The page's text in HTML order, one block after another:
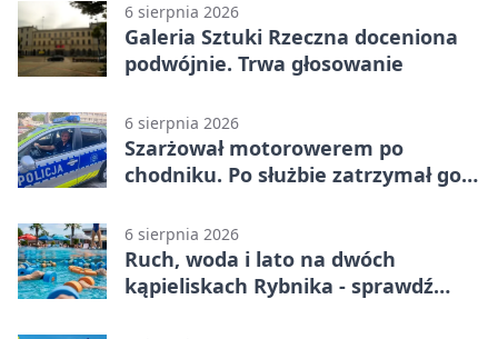
6 sierpnia 2026
Galeria Sztuki Rzeczna doceniona
podwójnie. Trwa głosowanie
6 sierpnia 2026
Szarżował motorowerem po
chodniku. Po służbie zatrzymał go
6 sierpnia 2026
Ruch, woda i lato na dwóch
kąpieliskach Rybnika - sprawdź